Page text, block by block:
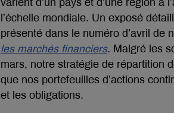
varient d’un pays et d’une région à
l’échelle mondiale. Un exposé
présenté dans le numéro d’avril de
les marchés financiers. Malgré les
mars, notre stratégie de répartition
que nos portefeuilles d’actions
et les obligations.